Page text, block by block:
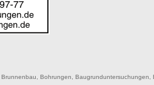
,Brunnenbau ,Bohrungen ,Baugrunduntersuchungen ,